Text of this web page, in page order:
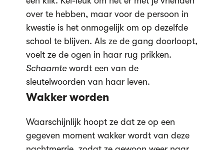
over te hebben, maar voor de persoon in
kwestie is het onmogelijk om op dezelfde
school te blijven. Als ze de gang doorloopt,
voelt ze de ogen in haar rug prikken.
Schaamtewordt een van de
sleutelwoorden van haar leven.
Wakker worden
Waarschijnlijk hoopt ze dat ze op een
gegeven moment wakker wordt van deze